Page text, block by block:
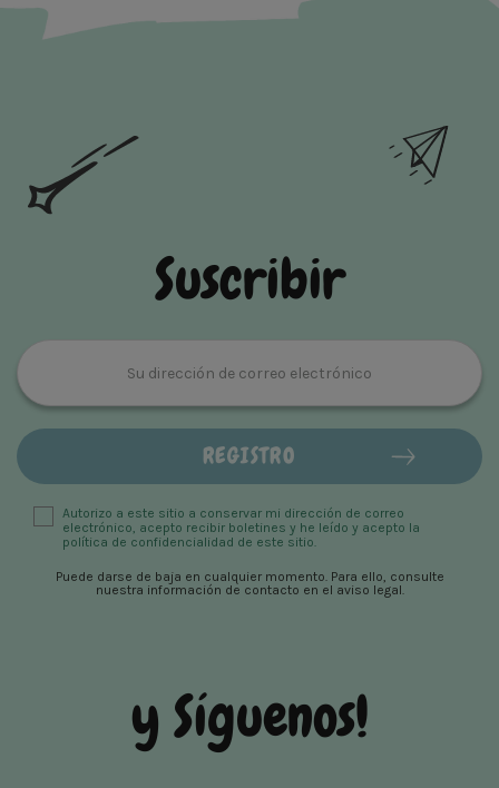
Suscribir
Puede darse de baja en cualquier momento. Para ello, consulte
nuestra información de contacto en el aviso legal.
Autorizo ​​a este sitio a conservar mi dirección de correo
electrónico, acepto recibir boletines y he leído y acepto la
política de confidencialidad de este sitio.
y Síguenos!